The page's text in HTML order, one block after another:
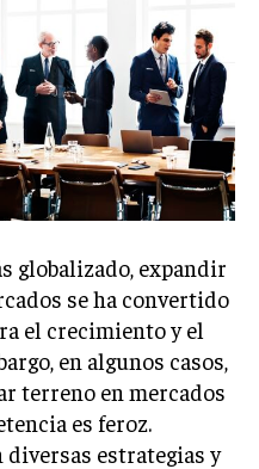
noteworthy news from all
plan, you get access
stay ahead of the curve.
OPINION
globalizado, expandir
se ha convertido
el crecimiento y el
en algunos casos,
terreno en mercados
es feroz.
estrategias y